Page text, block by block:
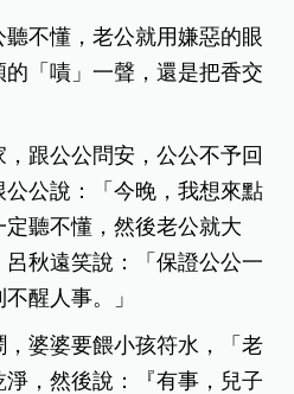
不懂，老公就用嫌惡的眼
「嘖」一聲，還是把香交
跟公公問安，公公不予回
公說：「今晚，我想來點
聽不懂，然後老公就大
秋遠笑說：「保證公公一
醒人事。」
婆婆要餵小孩符水，「老
，然後說：『有事，兒子